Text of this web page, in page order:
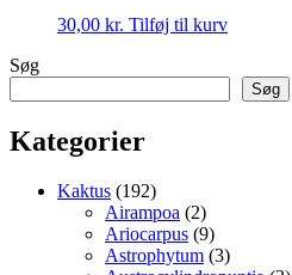
30,00 kr. Tilføj til kurv
Søg
Søg
Kategorier
Kaktus 192192
varer
Airampoa 22
varer
Ariocarpus 99
varer
Astrophytum 33